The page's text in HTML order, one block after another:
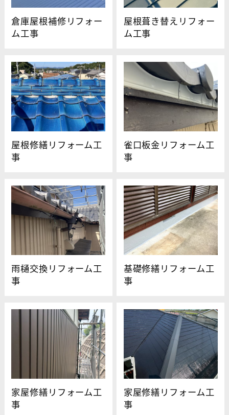
倉庫屋根補修リフォー
ム工事
屋根葺き替えリフォー
ム工事
屋根修繕リフォーム工
事
雀口板金リフォーム工
事
雨樋交換リフォーム工
事
基礎修繕リフォーム工
事
家屋修繕リフォーム工
事
家屋修繕リフォーム工
事